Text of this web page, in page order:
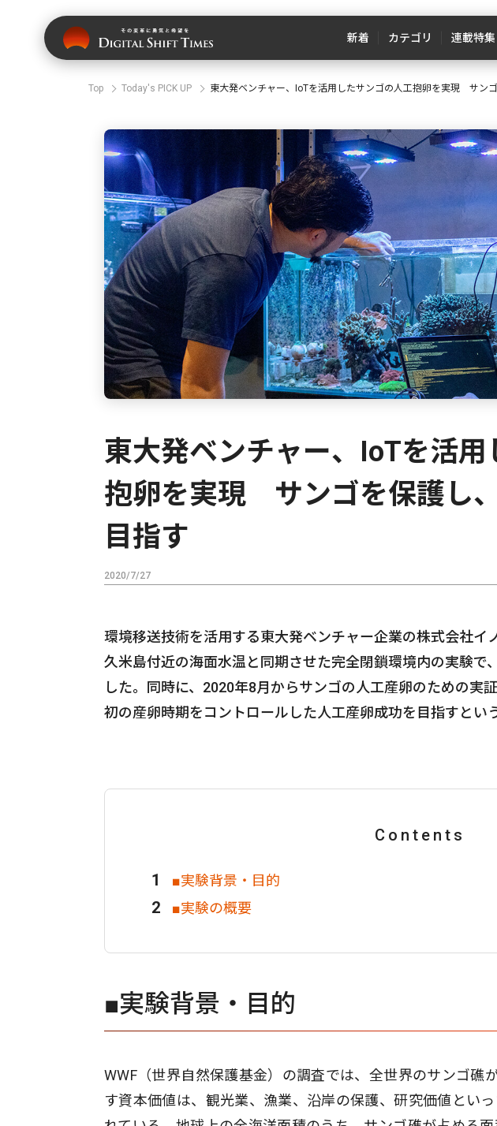
新着 カテゴリ 連載特集
Top Today's PICK UP 東大発ベンチャー、IoTを活用したサンゴの人工抱卵を実現 サン
東大発ベンチャー、IoTを活
抱卵を実現 サンゴを保護し
目指す
2020/7/27
環境移送技術を活用する東大発ベンチャー企業の株式会社イ
久米島付近の海面水温と同期させた完全閉鎖環境内の実験で
した。同時に、2020年8月からサンゴの人工産卵のための実
初の産卵時期をコントロールした人工産卵成功を目指すという
Contents
■実験背景・目的
■実験の概要
■実験背景・目的
WWF（世界自然保護基金）の調査では、全世界のサンゴ礁
す資本価値は、観光業、漁業、沿岸の保護、研究価値とい